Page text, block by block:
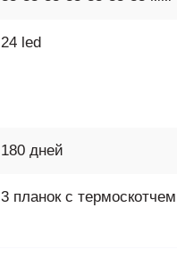
24 led
180 дней
3 планок с термоскотчем